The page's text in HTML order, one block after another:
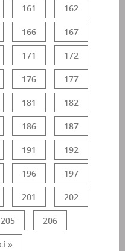
161 162
166 167
171 172
176 177
181 182
186 187
191 192
196 197
201 202
205 206
»